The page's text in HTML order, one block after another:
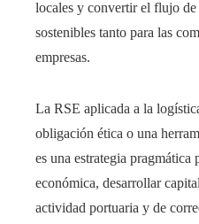
locales y convertir el flujo de
sostenibles tanto para las
empresas.
La RSE aplicada a la
obligación ética o una
es una estrategia pragmática
económica, desarrollar
actividad portuaria y de